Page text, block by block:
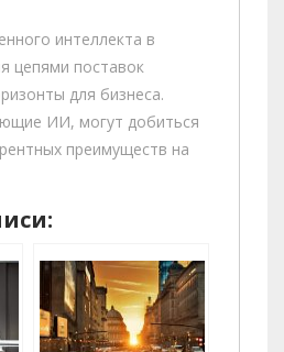
интеллекта в
цепями поставок
для бизнеса.
ИИ, могут добиться
преимуществ на